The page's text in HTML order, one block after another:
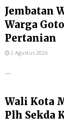
Jembatan
Warga
Pertanian
2 Agustus 2026
...
Wali Kota
Plh Sekda